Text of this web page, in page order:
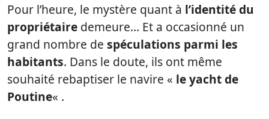
Pour l’heure, le mystère quant à l’identité du
propriétaire demeure… Et a occasionné un
grand nombre de spéculations parmi les
habitants. Dans le doute, ils ont même
souhaité rebaptiser le navire « le yacht de
Poutine« .